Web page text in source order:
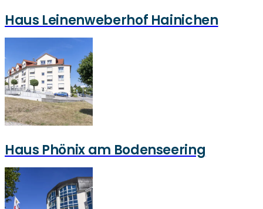
Haus Leinenweberhof Hainichen
Haus Phönix am Bodenseering